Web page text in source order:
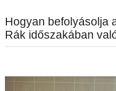
Hogyan befolyásolja
Rák időszakában